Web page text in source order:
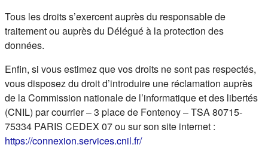
Tous les droits s’exercent auprès du responsable de
traitement ou auprès du Délégué à la protection des
données.
Enfin, si vous estimez que vos droits ne sont pas respectés,
vous disposez du droit d’introduire une réclamation auprès
de la Commission nationale de l’informatique et des libertés
(CNIL) par courrier – 3 place de Fontenoy – TSA 80715-
75334 PARIS CEDEX 07 ou sur son site internet :
https://connexion.services.cnil.fr/(s'ouvre dans un nouvel